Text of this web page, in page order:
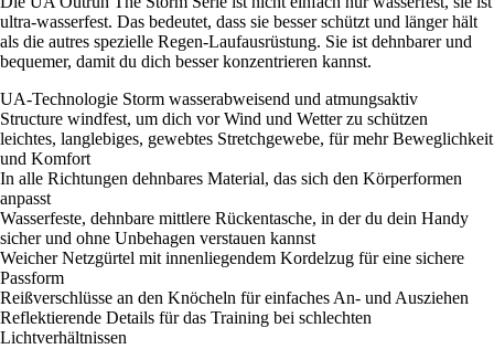
ultra-wasserfest. Das bedeutet, dass sie besser schützt und länger hält
als die autres spezielle Regen-Laufausrüstung. Sie ist dehnbarer und
bequemer, damit du dich besser konzentrieren kannst.
UA-Technologie Storm wasserabweisend und atmungsaktiv
Structure windfest, um dich vor Wind und Wetter zu schützen
leichtes, langlebiges, gewebtes Stretchgewebe, für mehr Beweglichkeit
und Komfort
In alle Richtungen dehnbares Material, das sich den Körperformen
anpasst
Wasserfeste, dehnbare mittlere Rückentasche, in der du dein Handy
sicher und ohne Unbehagen verstauen kannst
Weicher Netzgürtel mit innenliegendem Kordelzug für eine sichere
Passform
Reißverschlüsse an den Knöcheln für einfaches An- und Ausziehen
Reflektierende Details für das Training bei schlechten
Lichtverhältnissen